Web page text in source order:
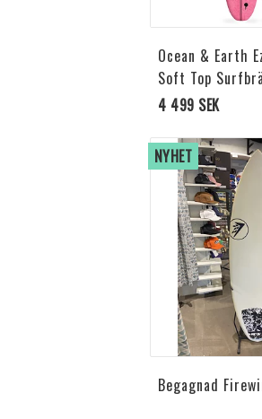
Ocean & Earth
Soft Top
4 499 SEK
NYHET
Begagnad